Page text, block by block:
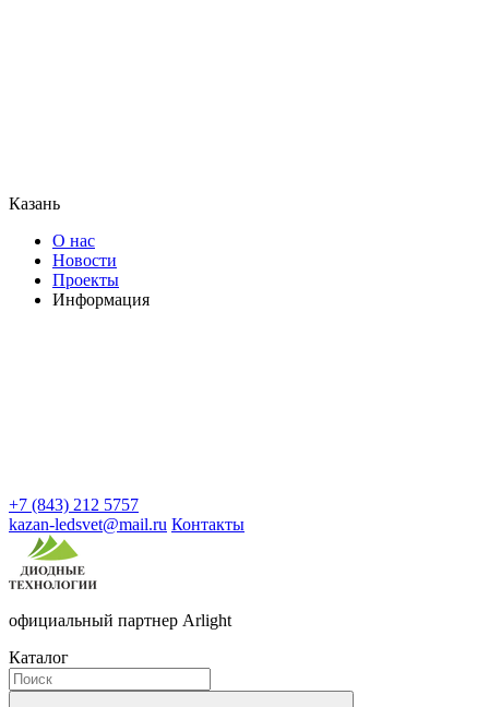
Казань
О нас
Новости
Проекты
Информация
+7 (843) 212 5757
kazan-ledsvet@mail.ru Контакты
официальный партнер Arlight
Каталог